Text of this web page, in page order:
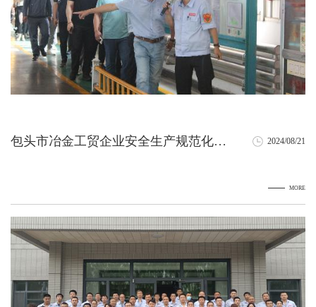
包头市冶金工贸企业安全生产规范化建
2024/08/21
MORE